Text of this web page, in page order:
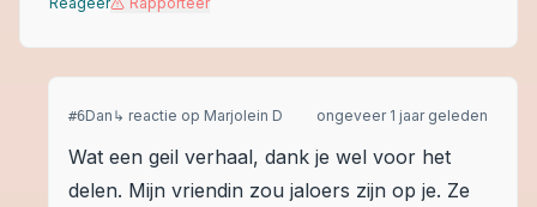
#6Dan ↳ reactie op Marjolein D ongeveer 1 jaar geleden
Wat een geil verhaal, dank je wel voor het
delen. Mijn vriendin zou jaloers zijn op je. Ze